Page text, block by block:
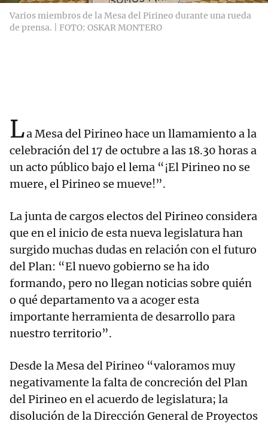
Varios miembros de la Mesa del Pirineo durante una rueda
de prensa. | FOTO: OSKAR MONTERO
La Mesa del Pirineo hace un llamamiento a la
celebración del 17 de octubre a las 18.30 horas a
un acto público bajo el lema “¡El Pirineo no se
muere, el Pirineo se mueve!”.
La junta de cargos electos del Pirineo considera
que en el inicio de esta nueva legislatura han
surgido muchas dudas en relación con el futuro
del Plan: “El nuevo gobierno se ha ido
formando, pero no llegan noticias sobre quién
o qué departamento va a acoger esta
importante herramienta de desarrollo para
nuestro territorio”.
Desde la Mesa del Pirineo “valoramos muy
negativamente la falta de concreción del Plan
del Pirineo en el acuerdo de legislatura; la
disolución de la Dirección General de Proyectos